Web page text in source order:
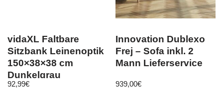
vidaXL Faltbare
Sitzbank Leinenoptik
150×38×38 cm
Dunkelgrau
92,99€
Innovation Dublexo
Frej – Sofa inkl. 2
Mann Lieferservice
939,00€